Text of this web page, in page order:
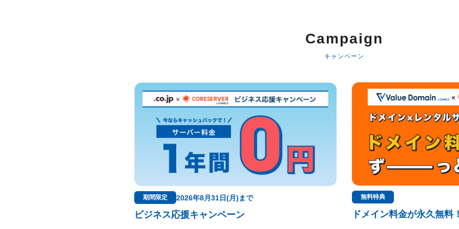
Campaign
キャンペーン
期間限定 2026年8月31日(月)まで
ビジネス応援キャンペーン
無料特典
ドメイン料金が永久無料